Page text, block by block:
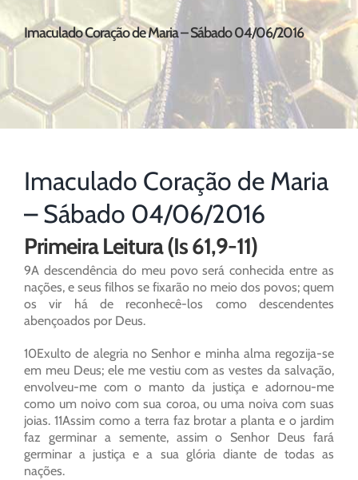
Imaculado Coração de Maria – Sábado 04/06/2016
Imaculado Coração de Maria
– Sábado 04/06/2016
Primeira Leitura (Is 61,9-11)
9A descendência do meu povo será conhecida entre as
nações, e seus filhos se fixarão no meio dos povos; quem
os vir há de reconhecê-los como descendentes
abençoados por Deus.
10Exulto de alegria no Senhor e minha alma regozija-se
em meu Deus; ele me vestiu com as vestes da salvação,
envolveu-me com o manto da justiça e adornou-me
como um noivo com sua coroa, ou uma noiva com suas
joias. 11Assim como a terra faz brotar a planta e o jardim
faz germinar a semente, assim o Senhor Deus fará
germinar a justiça e a sua glória diante de todas as
nações.